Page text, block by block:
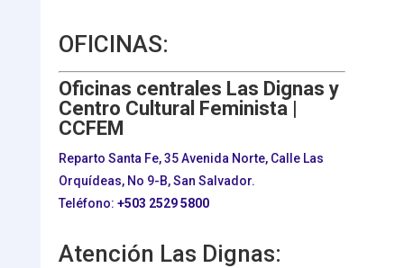
OFICINAS:
Oficinas centrales Las Dignas y
Centro Cultural Feminista |
CCFEM
Reparto Santa Fe, 35 Avenida Norte, Calle Las
Orquídeas, No 9-B, San Salvador.
Teléfono: +503 2529 5800
Atención Las Dignas: